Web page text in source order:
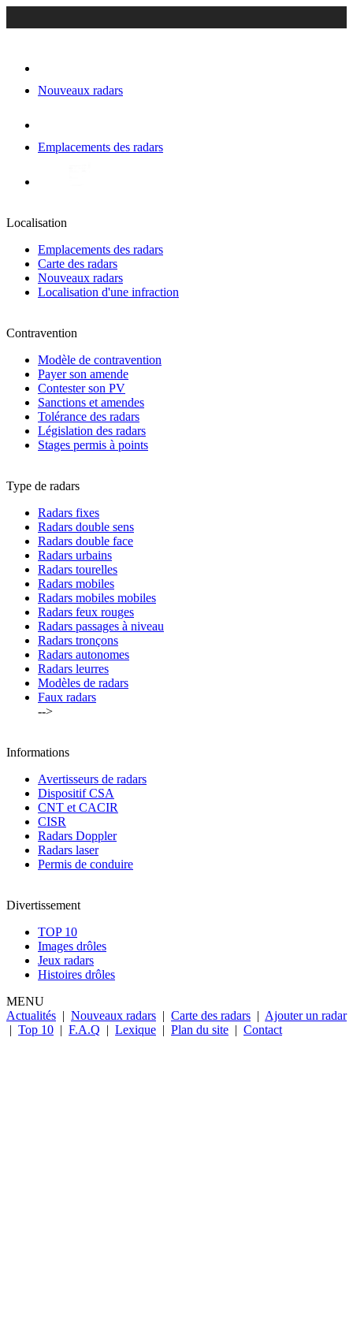
Nouveaux radars
Emplacements des radars
Localisation
Emplacements des radars
Carte des radars
Nouveaux radars
Localisation d'une infraction
Contravention
Modèle de contravention
Payer son amende
Contester son PV
Sanctions et amendes
Tolérance des radars
Législation des radars
Stages permis à points
Type de radars
Radars fixes
Radars double sens
Radars double face
Radars urbains
Radars tourelles
Radars mobiles
Radars mobiles mobiles
Radars feux rouges
Radars passages à niveau
Radars tronçons
Radars autonomes
Radars leurres
Modèles de radars
Faux radars
-->
Informations
Avertisseurs de radars
Dispositif CSA
CNT et CACIR
CISR
Radars Doppler
Radars laser
Permis de conduire
Divertissement
TOP 10
Images drôles
Jeux radars
Histoires drôles
MENU
Actualités | Nouveaux radars | Carte des radars | Ajouter un radar
| Top 10 | F.A.Q | Lexique | Plan du site | Contact